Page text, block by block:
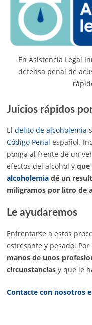
En Asistencia Legal
defensa penal de
Juicios rápidos
El delito de alcoholemia
Código Penal español.
ponga al frente de un
efectos del alcohol y que
alcoholemia dé un
miligramos por litro de
Le ayudaremos
Enfrentarse a estos
estresante y pesado. Por
manos de unos
circunstancias y que le
Contacte con nosotros